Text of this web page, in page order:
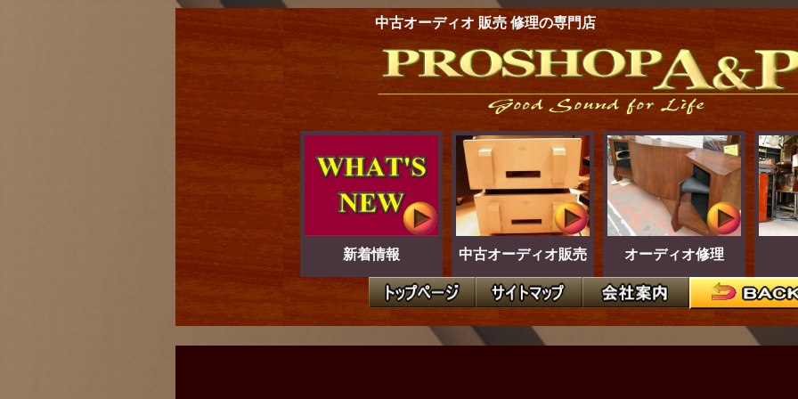
中古オーディオ 販売 修理の専門店
新着情報 中古オーディオ販売 オーディオ修理